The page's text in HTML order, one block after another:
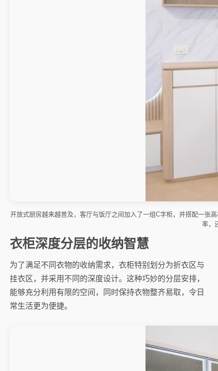
开放式厨房越来越普及，客厅与饭厅之间加入了一组C字柜，并搭配一张
率，
衣柜深度分层的收纳智慧
为了满足不同衣物的收纳需求，衣柜特别划分为折衣区与
挂衣区，并采用不同的深度设计。这种巧妙的分层安排，
能够充分利用有限的空间，同时保持衣物整齐易取，令日
常生活更为便捷。